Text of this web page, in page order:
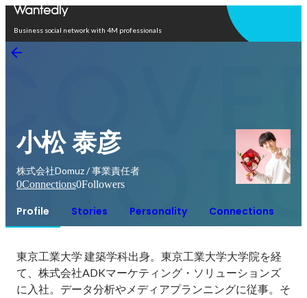
Business social network with 4M professionals
小松 泰彦
株式会社Domuz / 事業責任者
0Connections0Followers
Profile Stories Personality Connections
東京工業大学 建築学科出身。東京工業大学大学院を経
て、株式会社ADKマーケティング・ソリューションズ
に入社。データ分析やメディアプランニングに従事。そ